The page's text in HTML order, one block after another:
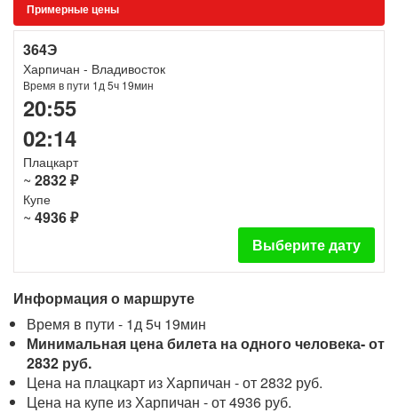
Примерные цены
364Э
Харпичан - Владивосток
Время в пути 1д 5ч 19мин
20:55
02:14
Плацкарт
~ 2832 ₽
Купе
~ 4936 ₽
Выберите дату
Информация о маршруте
Время в пути - 1д 5ч 19мин
Минимальная цена билета на одного человека- от
2832 руб.
Цена на плацкарт из Харпичан - от 2832 руб.
Цена на купе из Харпичан - от 4936 руб.